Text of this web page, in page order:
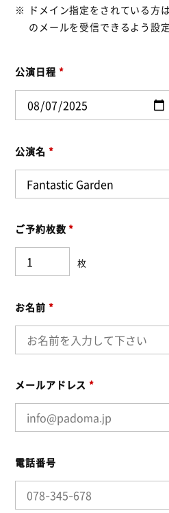
ドメイン指定をされている方
のメールを受信できるよう設
公演日程 *
公演名 *
ご予約枚数*
枚
お名前 *
メールアドレス*
電話番号